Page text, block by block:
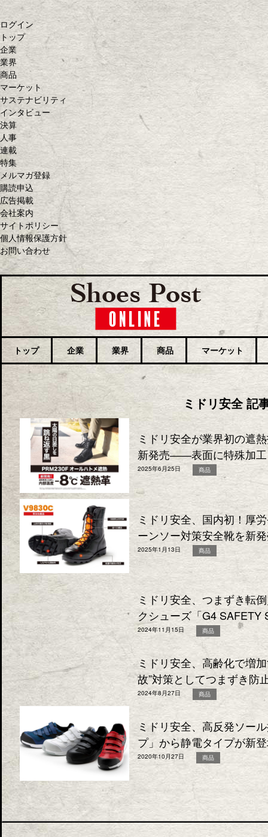
ログイン
トップ
企業
業界
商品
マーケット
サステナビリティ
インタビュー
決算
人事
連載
特集
メルマガ登録
購読申込
広告掲載
会社案内
サイトポリシー
個人情報保護方針
お問い合わせ
トップ 企業 業界 商品 マーケット
ミドリ安全 記
ミドリ安全が業界初の遮
新発売――表面に特殊加工
2025年6月25日 商品
ミドリ安全、国内初！厚
ーンソー対策安全靴を新
2025年1月13日 商品
ミドリ安全、つまずき転
クシューズ「G4 SAFETY
2024年11月15日 商品
ミドリ安全、高齢化で増
故”対策としてつまずき防
2024年8月27日 商品
ミドリ安全、高反発ソー
プ」から静電タイプが新
2020年10月27日 商品